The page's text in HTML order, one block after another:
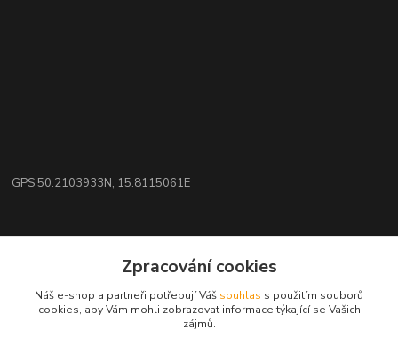
GPS 50.2103933N, 15.8115061E
Zpracování cookies
Náš e-shop a partneři potřebují Váš souhlas s použitím souborů
cookies, aby Vám mohli zobrazovat informace týkající se Vašich
zájmů.